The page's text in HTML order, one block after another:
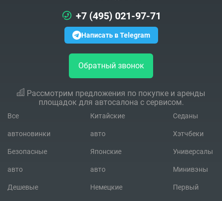
+7 (495) 021-97-71
Написать в Telegram
Обратный звонок
Рассмотрим предложения по покупке и аренды
площадок для автосалона с сервисом.
Все
автоновинки
Безопасные
авто
Дешевые
Китайские
авто
Японские
авто
Немецкие
Седаны
Хэтчбеки
Универсалы
Минивэны
Первый